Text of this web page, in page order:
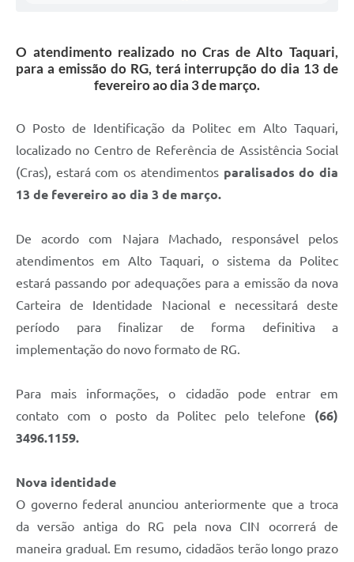
O atendimento realizado no Cras de Alto Taquari,
para a emissão do RG, terá interrupção do dia 13 de
fevereiro ao dia 3 de março.
O Posto de Identificação da Politec em Alto Taquari,
localizado no Centro de Referência de Assistência Social
(Cras), estará com os atendimentos paralisados do dia
13 de fevereiro ao dia 3 de março.
De acordo com Najara Machado, responsável pelos
atendimentos em Alto Taquari, o sistema da Politec
estará passando por adequações para a emissão da nova
Carteira de Identidade Nacional e necessitará deste
período para finalizar de forma definitiva a
implementação do novo formato de RG.
Para mais informações, o cidadão pode entrar em
contato com o posto da Politec pelo telefone (66)
3496.1159.
Nova identidade
O governo federal anunciou anteriormente que a troca
da versão antiga do RG pela nova CIN ocorrerá de
maneira gradual. Em resumo, cidadãos terão longo prazo